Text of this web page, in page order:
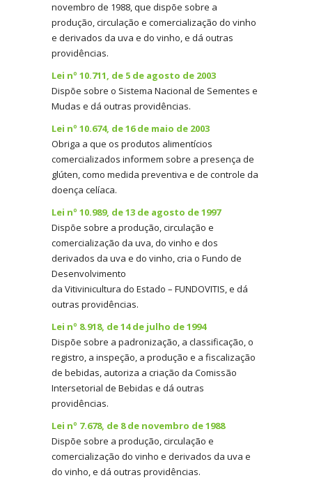
novembro de 1988, que dispõe sobre a
produção, circulação e comercialização do vinho
e derivados da uva e do vinho, e dá outras
providências.
Lei nº 10.711, de 5 de agosto de 2003
Dispõe sobre o Sistema Nacional de Sementes e
Mudas e dá outras providências.
Lei nº 10.674, de 16 de maio de 2003
Obriga a que os produtos alimentícios
comercializados informem sobre a presença de
glúten, como medida preventiva e de controle da
doença celíaca.
Lei nº 10.989, de 13 de agosto de 1997
Dispõe sobre a produção, circulação e
comercialização da uva, do vinho e dos
derivados da uva e do vinho, cria o Fundo de
Desenvolvimento
da Vitivinicultura do Estado – FUNDOVITIS, e dá
outras providências.
Lei nº 8.918, de 14 de julho de 1994
Dispõe sobre a padronização, a classificação, o
registro, a inspeção, a produção e a fiscalização
de bebidas, autoriza a criação da Comissão
Intersetorial de Bebidas e dá outras
providências.
Lei nº 7.678, de 8 de novembro de 1988
Dispõe sobre a produção, circulação e
comercialização do vinho e derivados da uva e
do vinho, e dá outras providências.